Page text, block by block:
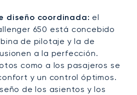
diseño coordinada: el
650 está concebido
de pilotaje y la de
a la perfección.
como a los pasajeros se
y un control óptimos.
de los asientos y los